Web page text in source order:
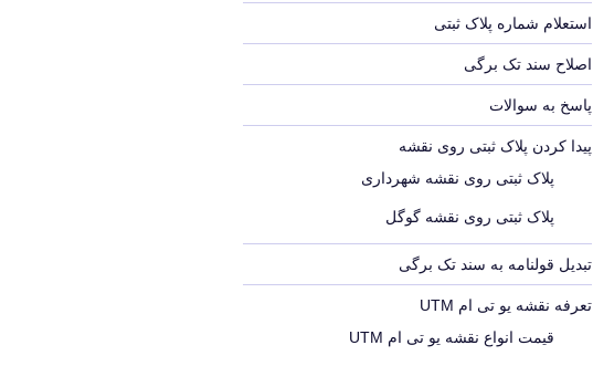
استعلام شماره پلاک ثبتی
اصلاح سند تک برگی
پاسخ به سوالات
پیدا کردن پلاک ثبتی روی نقشه
پلاک ثبتی روی نقشه شهرداری
پلاک ثبتی روی نقشه گوگل
تبدیل قولنامه به سند تک برگی
تعرفه نقشه یو تی ام UTM
قیمت انواع نقشه یو تی ام UTM